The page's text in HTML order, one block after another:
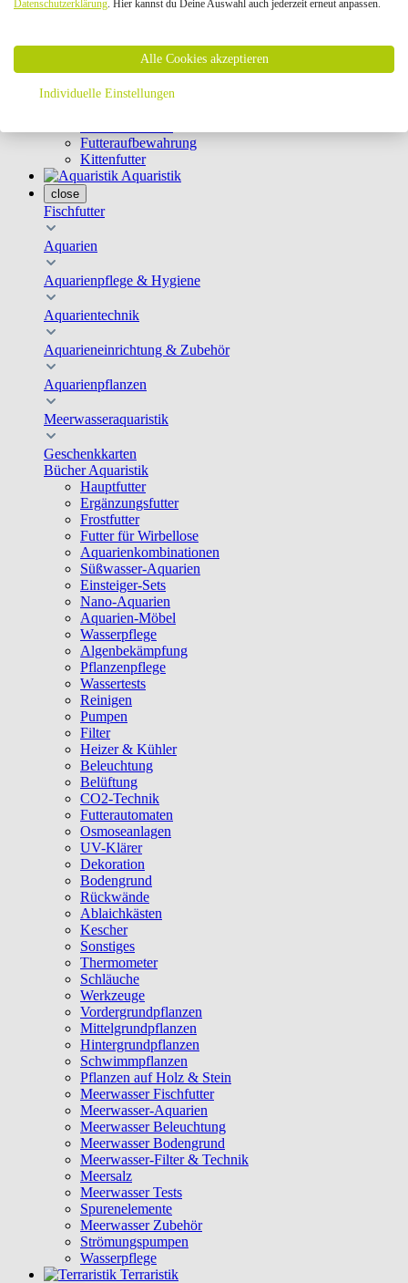
Geschirre & Leinen
Schutznetze
Kippfensterschutz
Katzenkameras
Futternäpfe
Futteraufbewahrung
Kittenfutter
Aquaristik
close
Fischfutter
Aquarien
Aquarienpflege & Hygiene
Aquarientechnik
Aquarieneinrichtung & Zubehör
Aquarienpflanzen
Meerwasseraquaristik
Geschenkkarten
Bücher Aquaristik
Hauptfutter
Ergänzungsfutter
Frostfutter
Futter für Wirbellose
Aquarienkombinationen
Süßwasser-Aquarien
Einsteiger-Sets
Nano-Aquarien
Aquarien-Möbel
Wasserpflege
Algenbekämpfung
Pflanzenpflege
Wassertests
Reinigen
Pumpen
Filter
Heizer & Kühler
Beleuchtung
Belüftung
CO2-Technik
Futterautomaten
Osmoseanlagen
UV-Klärer
Dekoration
Bodengrund
Rückwände
Ablaichkästen
Kescher
Sonstiges
Thermometer
Schläuche
Werkzeuge
Vordergrundpflanzen
Mittelgrundpflanzen
Hintergrundpflanzen
Schwimmpflanzen
Pflanzen auf Holz & Stein
Meerwasser Fischfutter
Meerwasser-Aquarien
Meerwasser Beleuchtung
Meerwasser Bodengrund
Meerwasser-Filter & Technik
Meersalz
Meerwasser Tests
Spurenelemente
Meerwasser Zubehör
Strömungspumpen
Wasserpflege
Terraristik
Datenschutzerklärung. Hier kannst du Deine Auswahl auch jederzeit erneut anpassen.
Alle Cookies akzeptieren
Individuelle Einstellungen